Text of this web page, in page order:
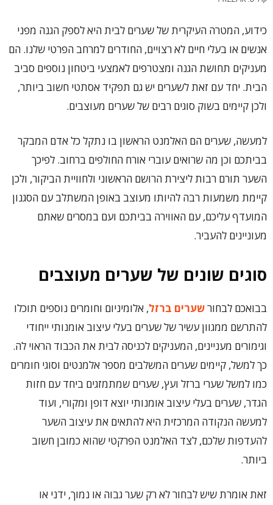
כידוע, המטרה העיקרית של שערים לבית היא לספק הגנה מפני
אנשים או בעלי חיים לא רצויים, החודרים למרחב הפרטי שלנו. הם
מעניקים תחושת הגנה ומצטרפים לאמצעי ביטחון נוספים סביב
הבית. יחד עם זאת לשערים יש גם תפקיד אסתטי חשוב ביותר,
ולכן קיימים בשוק סוגים רבים של שערים מעוצבים.
למעשה, שערים הם האלמנט הראשון בו נתקל כל אדם המבקר
בביתכם וכן מה שרואים עוברי אורח החולפים ברחוב. לפיכך
השער תורם רבות ליצירת הרושם הראשוני ולחוויית הביקור, ולכן
קיימת משמעות רבה להיותו מעוצב באופן המשתלב עם הסגנון
המועדף עליכם, עם האווירה בביתכם ועם במסרים שאתם
מעוניינים להעביר.
סוגים שונים של שערים מעוצבים
בבואכם לבחורשערים ברזל, אלומיניום וחומרים נוספים תוכלו
להתרשם ממגוון עשיר של שערים בעלי עיצוב אומנותי ייחודי
וגימורים מעניינים, המעניקים לכניסה לבית את הכבוד הראוי לה.
כך למשל, קיימים שערים המשלבים מספר אלמנטים וסוגי חומרים
כמו למשל שערי ברזל ועץ, שערים שמתמזגים ביחד עם חזות
הגדר, שערים בעלי עיצוב אומנותי יוצא דופן ומקורי, ועוד
למעשה הנקודה המרכזית היא להתאים את עיצוב השער
להעדפות שלכם, לצד האלמנט הפרקטי שהוא כמובן חשוב
ביותר.
זאת אומרת שיש לבחור לא רק שער גבוה או נמוך, ידני או